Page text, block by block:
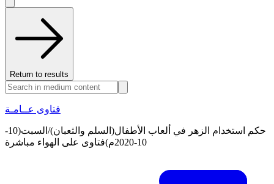
Return to results
فتاوى عــامـة
حكم استخدام الزهر في ألعاب الأطفال(السلم والثعبان)/السبت(10-
10-2020م)فتاوى على الهواء مباشرة